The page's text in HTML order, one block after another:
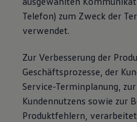
Telefon) zum Zweck der
verwendet.
Zur Verbesserung der
Geschäftsprozesse, der
Service-Terminplanung,
Kundennutzens sowie zur
Produktfehlern,